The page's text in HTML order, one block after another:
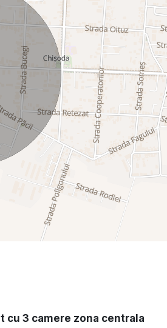
cu 3 camere zona centrala